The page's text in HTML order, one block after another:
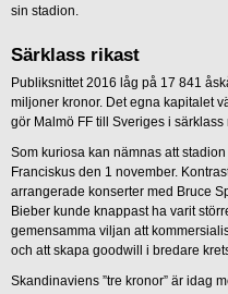
sin stadion.
Särklass rikast
Publiksnittet 2016 låg på 17 841
miljoner kronor. Det egna kapitalet
gör Malmö FF till Sveriges i särklass
Som kuriosa kan nämnas att
Franciskus den 1 november.
arrangerade konserter med Bruce
Bieber kunde knappast ha varit
gemensamma viljan att
och att skapa goodwill i bredare
Skandinaviens ”tre kronor” är idag